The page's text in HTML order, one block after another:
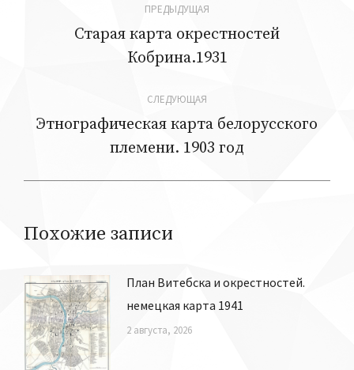
записям
ПРЕДЫДУЩАЯ
Предыдущая
запись:
Старая карта окрестностей
Кобрина.1931
СЛЕДУЮЩАЯ
Следующая
запись:
Этнографическая карта белорусского
племени. 1903 год
Похожие записи
План Витебска и окрестностей.
немецкая карта 1941
2 августа, 2026